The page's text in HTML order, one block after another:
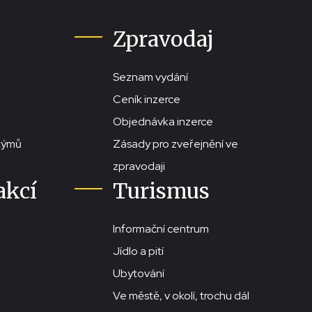
Zpravodaj
Seznam vydání
Ceník inzerce
Objednávka inzerce
Zásady pro zveřejnění ve
zpravodaji
Turismus
Informační centrum
Jídlo a pití
Ubytování
Ve městě, v okolí, trochu dál